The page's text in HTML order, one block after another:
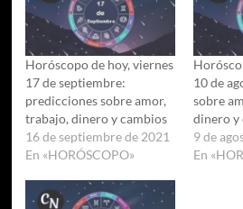
Horóscopo de hoy, viernes
17 de septiembre:
predicciones sobre amor,
trabajo, dinero y cambios
16 de septiembre de 2021
En «HORÓSCOPO»
10 de
sobre
dinero y
9 de
En